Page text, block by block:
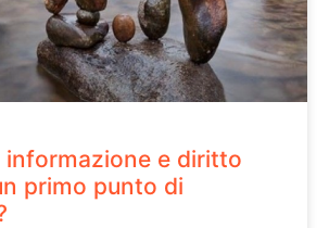
informazione e diritto
primo punto di